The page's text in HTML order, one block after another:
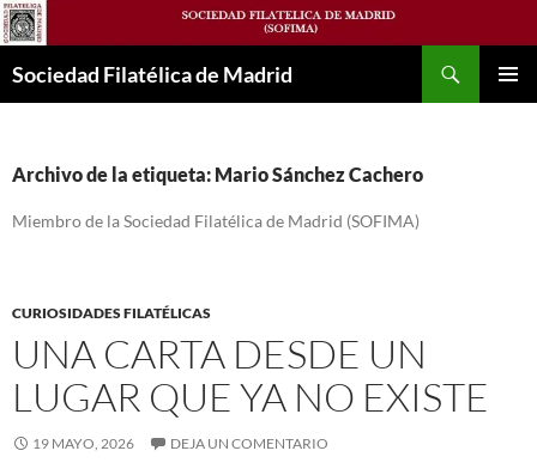
Saltar
al
contenido
Sociedad Filatélica de Madrid
Archivo de la etiqueta: Mario Sánchez Cachero
Miembro de la Sociedad Filatélica de Madrid (SOFIMA)
CURIOSIDADES FILATÉLICAS
UNA CARTA DESDE UN
LUGAR QUE YA NO EXISTE
19 MAYO, 2026 DEJA UN COMENTARIO